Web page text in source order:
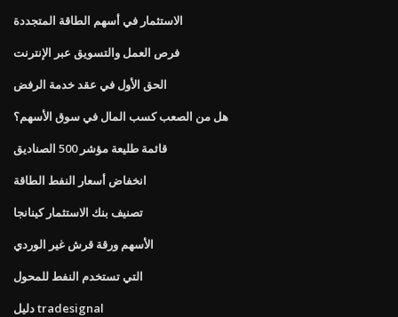
الاستثمار في أسهم الطاقة المتجددة
فرص العمل والتسويق عبر الإنترنت
الحق الأول في عقد خدمة الرفض
هل من الصعب كسب المال في سوق الأسهم؟
قائمة طليعة مؤشر 500 الصناديق
انخفاض أسعار النفط الطاقة
تصنيف بنك الاستثمار كينانجا
الأسهم ورقة قرش غير الوردي
التي تستخدم النفط للمحول
دليل tradesignal